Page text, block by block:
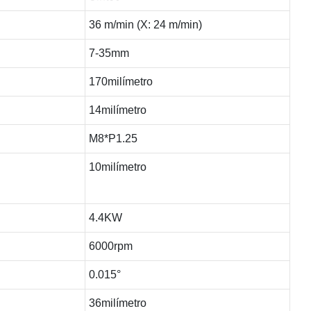
36 m/min (X: 24 m/min)
7-35mm
170milímetro
14milímetro
M8*P1.25
10milímetro
4.4KW
6000rpm
0.015°
36milímetro